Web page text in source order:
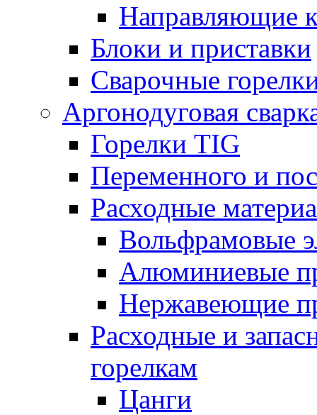
Направляющие
Блоки и приставки
Сварочные
Аргонодуговая
Горелки TIG
Переменного и
Расходные
Вольфрамовые
Алюминиевые
Нержавеющие
Расходные и
горелкам
Цанги